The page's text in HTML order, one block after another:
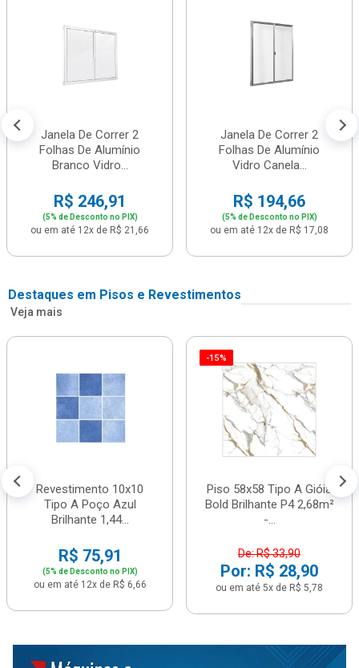
Janela De Correr 2
Folhas De Alumínio
Branco Vidro...
R$ 246,91
(5% de Desconto no PIX)
ou em até 12x de R$ 21,66
Janela De Correr 2
Folhas De Alumínio
Vidro Canela...
R$ 194,66
(5% de Desconto no PIX)
ou em até 12x de R$ 17,08
Destaques em Pisos e Revestimentos
Veja mais
Revestimento 10x10
Tipo A Poço Azul
Brilhante 1,44...
R$ 75,91
(5% de Desconto no PIX)
ou em até 12x de R$ 6,66
-15%
Piso 58x58 Tipo A Gióia
Bold Brilhante P4 2,68m²
-...
De: R$ 33,90
Por: R$ 28,90
ou em até 5x de R$ 5,78